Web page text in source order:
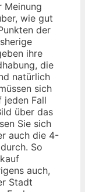
Meinung
wie gut
der
ihre
die
natürlich
sich
jeden Fall
über das
Sie sich
auch die 4-
So
auch,
Stadt